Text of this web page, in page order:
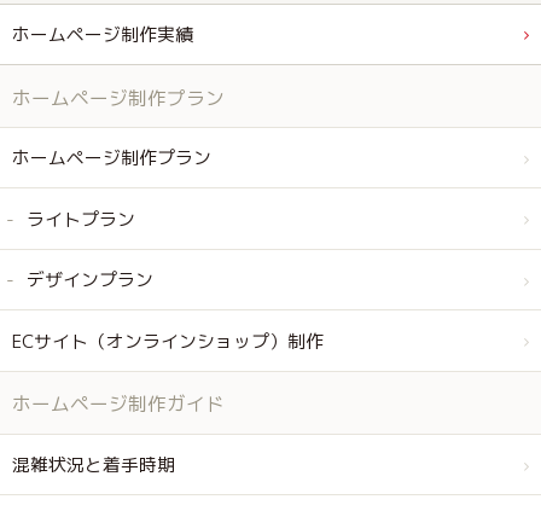
ホームページ制作実績
ホームページ制作プラン
ホームページ制作プラン
ライトプラン
デザインプラン
ECサイト（オンラインショップ）制作
ホームページ制作ガイド
混雑状況と着手時期